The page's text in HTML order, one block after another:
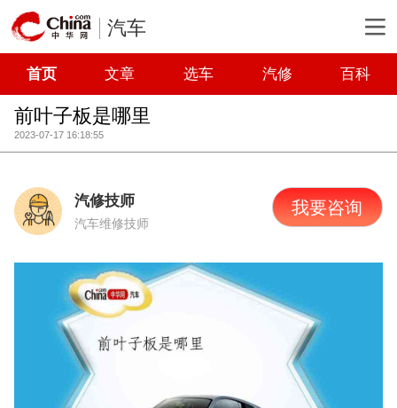
汽车
首页 文章 选车 汽修 百科
前叶子板是哪里
2023-07-17 16:18:55
汽修技师
汽车维修技师
我要咨询